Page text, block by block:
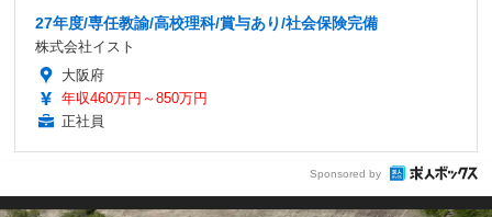
27年度/専任教諭/高校理科/賞与あり/社会保険完備
株式会社イスト
大阪府
年収460万円～850万円
正社員
Sponsored by